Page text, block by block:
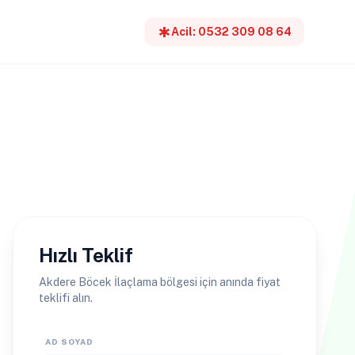
emergencyAcil: 0532 309 08 64
Hızlı Teklif
Akdere Böcek İlaçlama bölgesi için anında fiyat
teklifi alın.
AD SOYAD